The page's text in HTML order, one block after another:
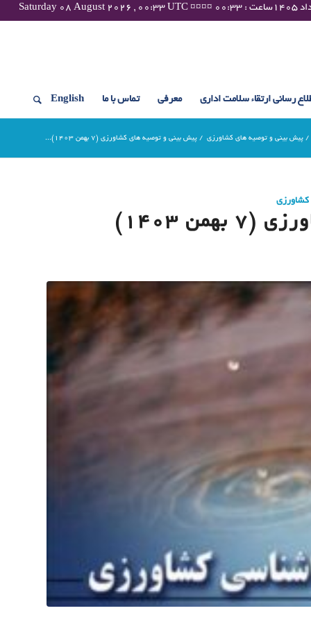
رسانی ارتقاء سلامت اداری معرفی تماس با ما English
/ پیش بینی و توصیه های کشاورزی / پیش بینی و توصیه های کشاورزی (7 بهمن ۱۴۰۳)...
۱۴۰۳)